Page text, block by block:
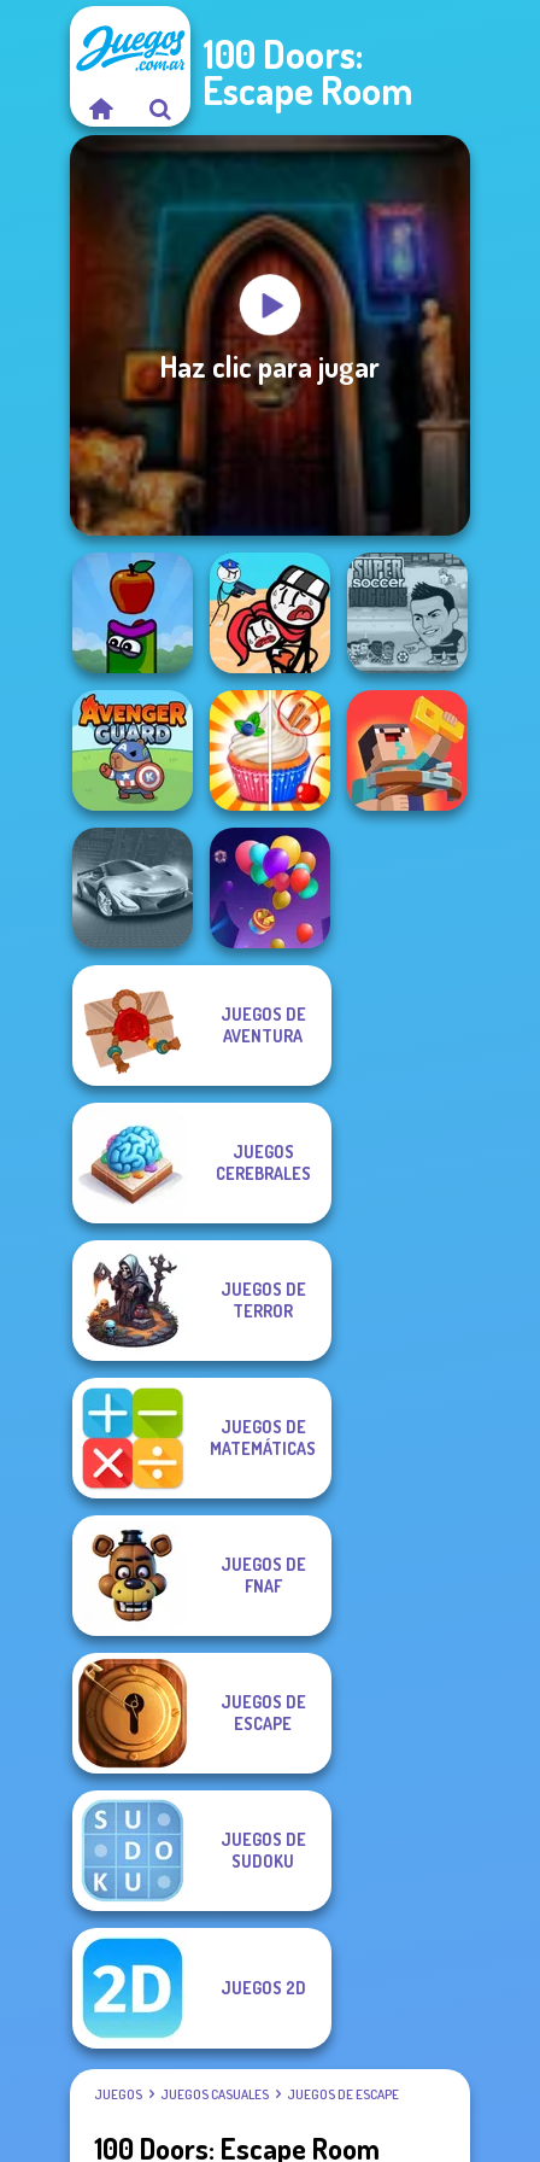
100 Doors:
Escape Room
Haz clic para jugar
Apple Worm
Stickman
Jailbreak Story
Super Soccer
Noggins
Avenger Guard Rachel Holmes
Grand Cyber City
JUEGOS DE
AVENTURA
JUEGOS
CEREBRALES
JUEGOS DE
TERROR
JUEGOS DE
MATEMÁTICAS
JUEGOS DE
FNAF
JUEGOS DE
ESCAPE
JUEGOS DE
SUDOKU
JUEGOS 2D
JUEGOS JUEGOS CASUALES JUEGOS DE ESCAPE
100 Doors: Escape Room